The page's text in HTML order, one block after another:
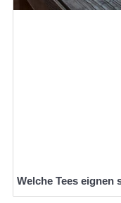
Welche Tees eignen